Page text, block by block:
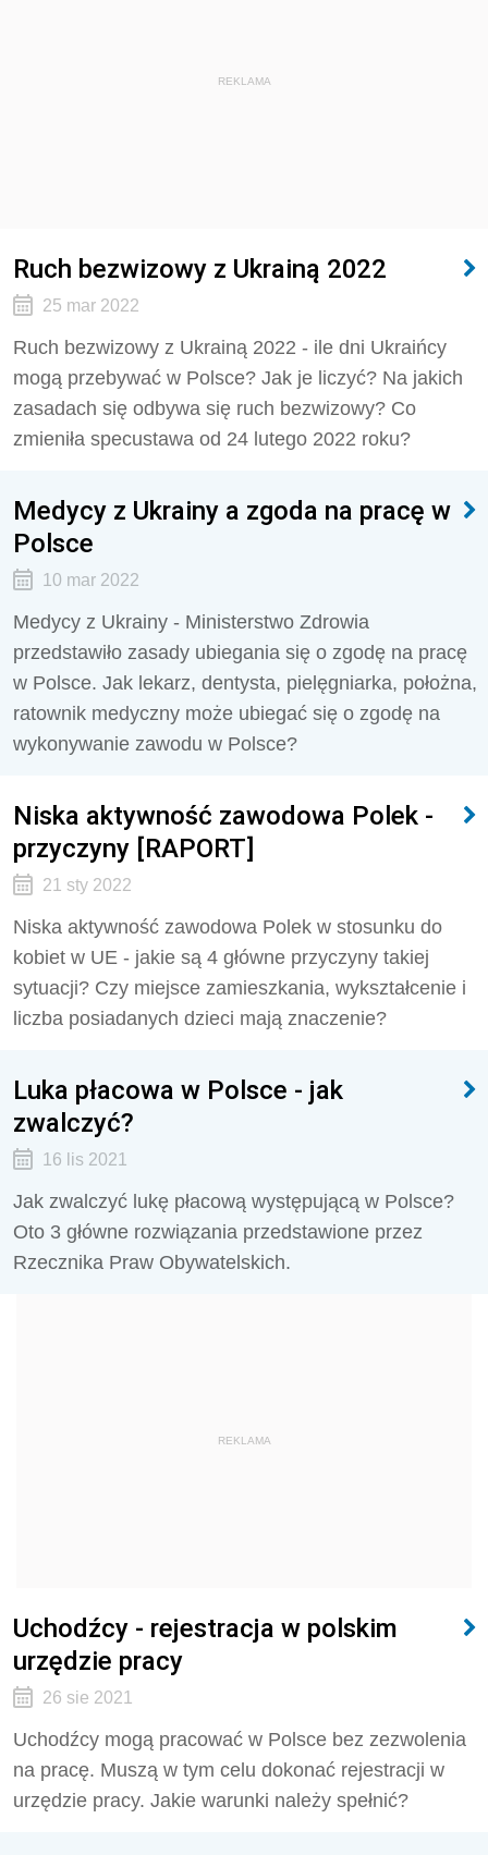
REKLAMA
Ruch bezwizowy z Ukrainą 2022
25 mar 2022
Ruch bezwizowy z Ukrainą 2022 - ile dni Ukraińcy
mogą przebywać w Polsce? Jak je liczyć? Na jakich
zasadach się odbywa się ruch bezwizowy? Co
zmieniła specustawa od 24 lutego 2022 roku?
Medycy z Ukrainy a zgoda na pracę w
Polsce
10 mar 2022
Medycy z Ukrainy - Ministerstwo Zdrowia
przedstawiło zasady ubiegania się o zgodę na pracę
w Polsce. Jak lekarz, dentysta, pielęgniarka, położna,
ratownik medyczny może ubiegać się o zgodę na
wykonywanie zawodu w Polsce?
Niska aktywność zawodowa Polek -
przyczyny [RAPORT]
21 sty 2022
Niska aktywność zawodowa Polek w stosunku do
kobiet w UE - jakie są 4 główne przyczyny takiej
sytuacji? Czy miejsce zamieszkania, wykształcenie i
liczba posiadanych dzieci mają znaczenie?
Luka płacowa w Polsce - jak
zwalczyć?
16 lis 2021
Jak zwalczyć lukę płacową występującą w Polsce?
Oto 3 główne rozwiązania przedstawione przez
Rzecznika Praw Obywatelskich.
REKLAMA
Uchodźcy - rejestracja w polskim
urzędzie pracy
26 sie 2021
Uchodźcy mogą pracować w Polsce bez zezwolenia
na pracę. Muszą w tym celu dokonać rejestracji w
urzędzie pracy. Jakie warunki należy spełnić?